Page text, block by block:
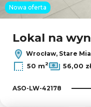
Nowa oferta
Lokal na
Wrocław, Stare
50 m2 56,00
ASO-LW-42178